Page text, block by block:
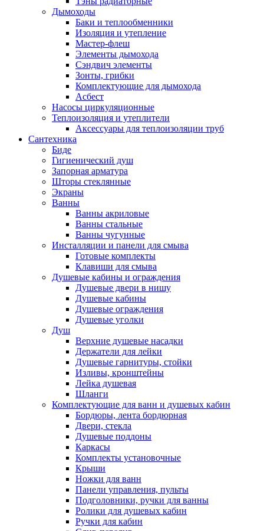
Дымоходы
Баки и теплообменники
Изоляция и утепление
Мастер-флеш
Элементы дымохода
Сэндвич элементы
Зонты, грибки
Комплектующие для дымохода
Асбест
Насосы циркуляционные
Теплоизоляция и утеплители
Аксессуары для теплоизоляции труб
Сантехника
Биде
Гигиенический душ
Запорная арматура
Шторы стеклянные
Экраны
Ванны
Ванны акриловые
Ванны стальные
Ванны чугунные
Инсталляции и панели для смыва
Готовые комплекты
Клавиши для смыва
Душевые кабины и ограждения
Душевые двери в нишу
Душевые кабины
Душевые ограждения
Душевые уголки
Душ
Верхние душевые насадки
Держатели для лейки
Душевые гарнитуры, стойки
Изливы, кронштейны
Лейка душевая
Шланги
Комплектующие для ванн и душевых кабин
Бордюры, лента бордюрная
Двери, стекла
Душевые поддоны
Каркасы
Комплекты установочные
Крыши
Ножки для ванн
Панели управления, пульты
Подголовники, ручки для ванны
Ролики для душевых кабин
Ручки для кабин